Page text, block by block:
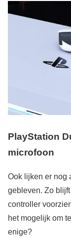
PlayStation
microfoon
Ook lijken er nog
gebleven. Zo
controller
het mogelijk om
enige?